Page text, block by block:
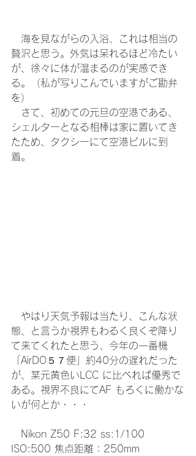
海を見ながらの入浴、これは相当の
贅沢と思う。外気は呆れるほど冷たい
が、徐々に体が温まるのが実感でき
る。（私が写りこんでいますがご勘弁
を）
さて、初めての元旦の空港である、
シェルターとなる相棒は家に置いてき
たため、タクシーにて空港ビルに到
着。
やはり天気予報は当たり、こんな状
態、と言うか視界もわるく良くぞ降り
て来てくれたと思う、今年の一番機
「AirDO５７便」約40分の遅れだった
が、某元黄色いLCC に比べれば優秀で
ある。視界不良にてAF もろくに働かな
いが何とか・・・
Nikon Z50 F:32 ss:1/100
ISO:500 焦点距離：250mm